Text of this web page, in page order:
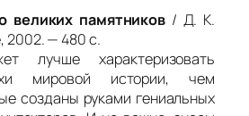
памятников / Д. К.
— 480 с.
лучше характеризовать
мировой истории, чем
созданы руками гениальных